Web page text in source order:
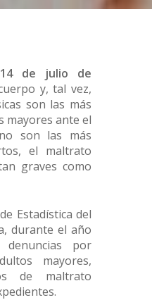
14 de julio de
y, tal vez,
son las más
mayores ante el
son las más
el maltrato
graves como
Estadística del
durante el año
por
mayores,
de maltrato